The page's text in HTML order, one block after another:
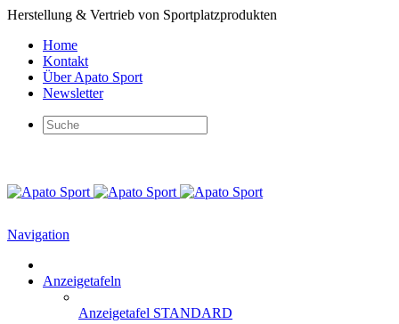
Herstellung & Vertrieb von Sportplatzprodukten
Home
Kontakt
Über Apato Sport
Newsletter
Navigation
Anzeigetafeln
Anzeigetafel STANDARD